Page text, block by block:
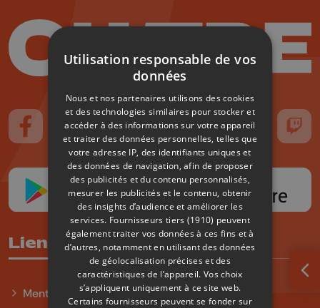
Suivez-nous sur FaceBook
Suivez-nous sur Instagram
Suivez-nous sur TikTokSuivez-nous sur YouTube
Suivez-nous
Liens utiles
Mentions légales
Utilisation responsable de vos
données
Nous et nos partenaires utilisons des cookies
et des technologies similaires pour stocker et
accéder à des informations sur votre appareil
et traiter des données personnelles, telles que
votre adresse IP, des identifiants uniques et
des données de navigation, afin de proposer
des publicités et du contenu personnalisés,
mesurer les publicités et le contenu, obtenir
des insights d’audience et améliorer les
services. Fournisseurs tiers (1910) peuvent
également traiter vos données à ces fins et à
d’autres, notamment en utilisant des données
de géolocalisation précises et des
caractéristiques de l’appareil. Vos choix
s’appliquent uniquement à ce site web.
Certains fournisseurs peuvent se fonder sur